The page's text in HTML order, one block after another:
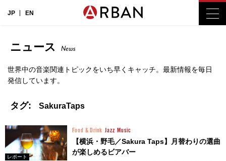
JP EN
ニュース News
世界中の音楽関連トピックをいち早くキャッチ。最新情報を毎日
発信しています。
タグ: SakuraTaps
レポート
Food & Drink Jazz Music
【横浜・野毛／Sakura Taps】月替わりの選曲
が楽しめるビアバー